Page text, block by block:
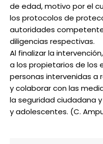
de edad, motivo por el
los protocolos de
autoridades
diligencias respectivas.
Al finalizar la
a los propietarios de los
personas intervenidas a
y colaborar con las
la seguridad ciudadana
y adolescentes. (C.